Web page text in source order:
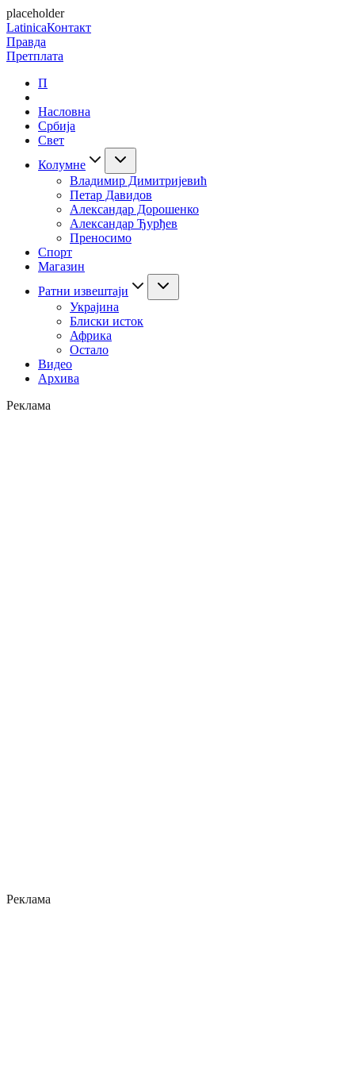
placeholder
LatinicaКонтакт
Правда
Претплата
П
Насловна
Србија
Свет
Колумне
Владимир Димитријевић
Петар Давидов
Александар Дорошенко
Александар Ђурђев
Преносимо
Спорт
Магазин
Ратни извештаји
Украјина
Блиски исток
Африка
Остало
Видео
Архива
Реклама
Реклама